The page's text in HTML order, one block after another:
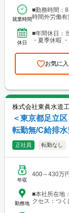
就業時間
■勤務時間：
時間外労働
休日
■年間休日：
・夏季休暇
お気に
株式会社東眞水道
＜東京都足立
転勤無/C給排
正社員 転勤なし
年収
400～430万
勤務地
■本社所在地
クセス：つ